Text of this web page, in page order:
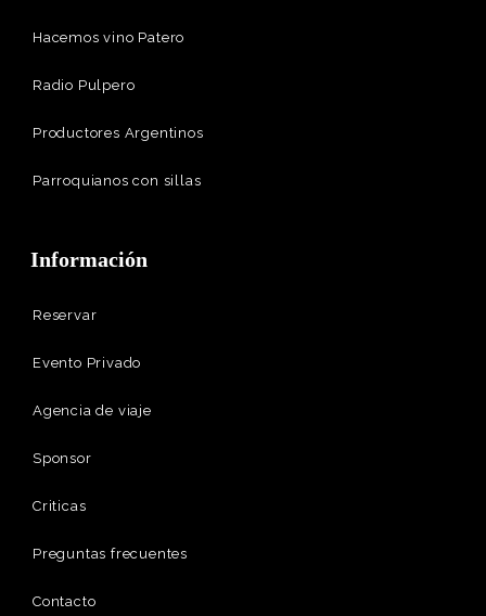
Hacemos vino Patero
Radio Pulpero
Productores Argentinos
Parroquianos con sillas
Información
Reservar
Evento Privado
Agencia de viaje
Sponsor
Criticas
Preguntas frecuentes
Contacto